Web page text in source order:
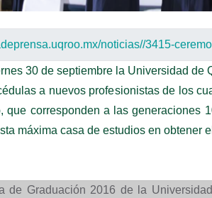
30 de septiembre la Universidad
a nuevos profesionistas de los
que corresponden a las generaciones
máxima casa de estudios en obtener